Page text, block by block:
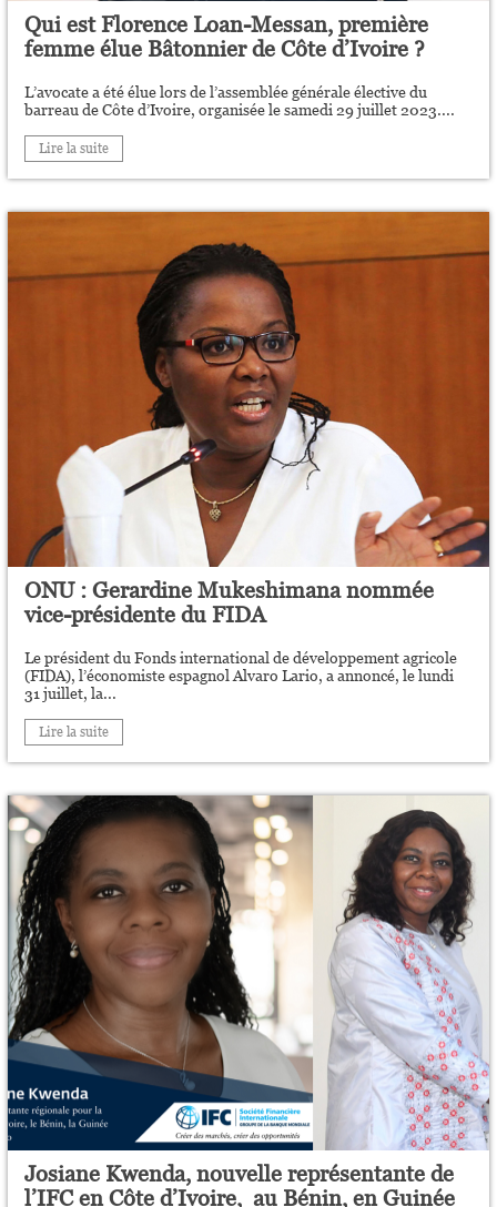
Qui est Florence Loan-Messan, première
femme élue Bâtonnier de Côte d’Ivoire ?
L’avocate a été élue lors de l’assemblée générale élective du
barreau de Côte d’Ivoire, organisée le samedi 29 juillet 2023....
Lire la suite
ONU : Gerardine Mukeshimana nommée
vice-présidente du FIDA
Le président du Fonds international de développement agricole
(FIDA), l’économiste espagnol Alvaro Lario, a annoncé, le lundi
31 juillet, la...
Lire la suite
Josiane Kwenda, nouvelle représentante de
l’IFC en Côte d’Ivoire, au Bénin, en Guinée